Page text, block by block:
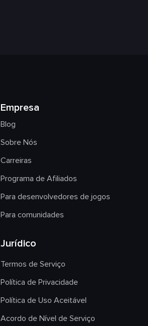
Empresa
Blog
Sobre Nós
Carreiras
Programa de Afiliados
Para desenvolvedores de jogos
Para comunidades
Jurídico
Termos de Serviço
Política de Privacidade
Política de Uso Aceitável
Acordo de Nível de Serviço